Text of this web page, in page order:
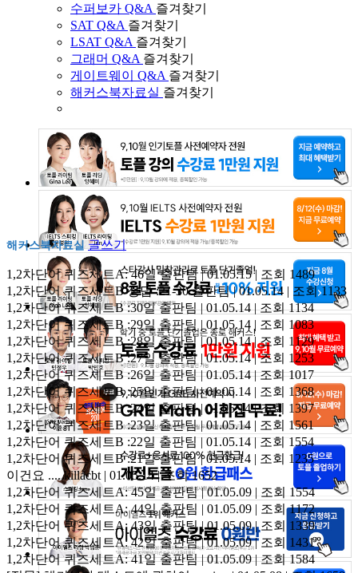
수퍼보카 Q&A 즐겨찾기
SAT Q&A 즐겨찾기
LSAT Q&A 즐겨찾기
그래머 Q&A 즐겨찾기
게이트웨이 Q&A 즐겨찾기
해커스북자료실 즐겨찾기
해커스북자료실 글쓰기
1,2차단어 퀴즈세트A: 46일출판팀 | 01.05.15 | 조회 1489
1,2차단어 퀴즈세트B 정답 :21-30출판팀 | 01.05.14 | 조회 1133
1,2차단어 퀴즈세트B :30일출판팀 | 01.05.14 | 조회 1134
1,2차단어 퀴즈세트B :29일 출판팀 | 01.05.14 | 조회 1083
1,2차단어 퀴즈세트B :28일출판팀 | 01.05.14 | 조회 1129
1,2차단어 퀴즈세트B :27일출판팀 | 01.05.14 | 조회 1253
1,2차단어 퀴즈세트B :26일출판팀 | 01.05.14 | 조회 1017
1,2차단어 퀴즈세트B :25일출판팀 | 01.05.14 | 조회 1368
1,2차단어 퀴즈세트B :24일 출판팀 | 01.05.14 | 조회 1397
1,2차단어 퀴즈세트B :23일출판팀 | 01.05.14 | 조회 1561
1,2차단어 퀴즈세트B :22일 출판팀 | 01.05.14 | 조회 1554
1,2차단어 퀴즈세트B :21일출판팀 | 01.05.14 | 조회 1235
이건요 ....killacbt | 01.05.14 | 조회 1652
1,2차단어 퀴즈세트A: 45일출판팀 | 01.05.09 | 조회 1554
1,2차단어 퀴즈세트A: 44일출판팀 | 01.05.09 | 조회 1172
1,2차단어 퀴즈세트A: 43일출판팀 | 01.05.09 | 조회 1339
1,2차단어 퀴즈세트A: 42일출판팀 | 01.05.09 | 조회 1431
1,2차단어 퀴즈세트A: 41일출판팀 | 01.05.09 | 조회 1584